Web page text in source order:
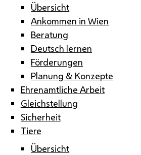
Übersicht
Ankommen in Wien
Beratung
Deutsch lernen
Förderungen
Planung & Konzepte
Ehrenamtliche Arbeit
Gleichstellung
Sicherheit
Tiere
Übersicht